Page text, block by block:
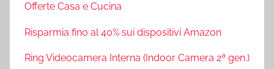
Offerte Casa e Cucina
Risparmia fino al 40% sui dispositivi Amazon
Ring Videocamera Interna (Indoor Camera 2ª gen.)